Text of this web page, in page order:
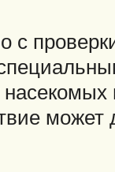
с
может